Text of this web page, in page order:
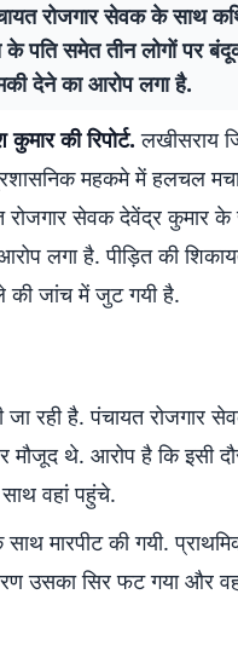
रोजगार सेवक के साथ
पति समेत तीन लोगों पर
देने का आरोप लगा है.
की रिपोर्ट. लखीसराय
महकमे में हलचल
सेवक देवेंद्र कुमार के
लगा है. पीड़ित की
की जांच में जुट गयी है.
रही है. पंचायत रोजगार
थे. आरोप है कि इसी
वहां पहुंचे.
मारपीट की गयी.
उसका सिर फट गया और